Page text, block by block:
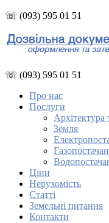
☏ (093) 595 01 51
☏ (093) 595 01 51
Про нас
Послуги
Архітектура
Земля
Ціни
Нерухомість
Статті
Земельні питання
Контакти